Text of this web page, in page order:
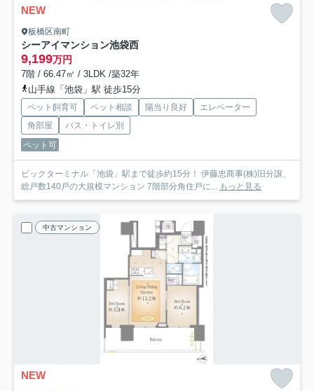
NEW
板橋区南町
シーアイマンション池袋西
9,199万円
7階 / 66.47㎡ / 3LDK /築32年
山手線「池袋」駅 徒歩15分
ペット飼育可 ペット相談 陽当り良好
エレベーター
角部屋
バス・トイレ別
ペット可
ビックターミナル「池袋」駅まで徒歩約15分！ 伊藤忠商事(株)旧分譲、
総戸数140戸の大規模マンション 7階部分角住戸に... もっと見る
中古マンション
NEW